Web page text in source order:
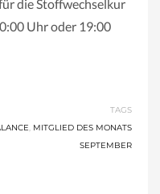
die Stoffwechselkur
Uhr oder 19:00
TAGS
, MITGLIED DES MONATS
SEPTEMBER